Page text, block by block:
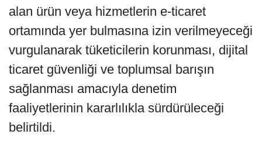
alan ürün veya hizmetlerin e-ticaret
ortamında yer bulmasına izin verilmeyeceği
vurgulanarak tüketicilerin korunması, dijital
ticaret güvenliği ve toplumsal barışın
sağlanması amacıyla denetim
faaliyetlerinin kararlılıkla sürdürüleceği
belirtildi.